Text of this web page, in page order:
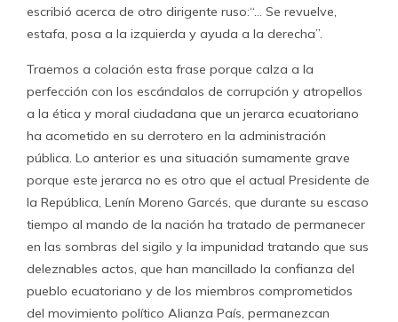
escribió acerca de otro dirigente ruso:“… Se revuelve,
estafa, posa a la izquierda y ayuda a la derecha”.
Traemos a colación esta frase porque calza a la
perfección con los escándalos de corrupción y atropellos
a la ética y moral ciudadana que un jerarca ecuatoriano
ha acometido en su derrotero en la administración
pública. Lo anterior es una situación sumamente grave
porque este jerarca no es otro que el actual Presidente de
la República, Lenín Moreno Garcés, que durante su escaso
tiempo al mando de la nación ha tratado de permanecer
en las sombras del sigilo y la impunidad tratando que sus
deleznables actos, que han mancillado la confianza del
pueblo ecuatoriano y de los miembros comprometidos
del movimiento político Alianza País, permanezcan